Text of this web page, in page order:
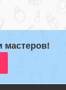
мастеров!